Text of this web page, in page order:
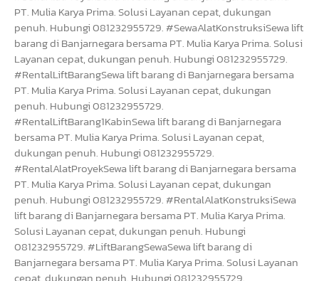
PT. Mulia Karya Prima. Solusi Layanan cepat, dukungan
penuh. Hubungi 081232955729. #SewaAlatKonstruksiSewa lift
barang di Banjarnegara bersama PT. Mulia Karya Prima. Solusi
Layanan cepat, dukungan penuh. Hubungi 081232955729.
#RentalLiftBarangSewa lift barang di Banjarnegara bersama
PT. Mulia Karya Prima. Solusi Layanan cepat, dukungan
penuh. Hubungi 081232955729.
#RentalLiftBarang1KabinSewa lift barang di Banjarnegara
bersama PT. Mulia Karya Prima. Solusi Layanan cepat,
dukungan penuh. Hubungi 081232955729.
#RentalAlatProyekSewa lift barang di Banjarnegara bersama
PT. Mulia Karya Prima. Solusi Layanan cepat, dukungan
penuh. Hubungi 081232955729. #RentalAlatKonstruksiSewa
lift barang di Banjarnegara bersama PT. Mulia Karya Prima.
Solusi Layanan cepat, dukungan penuh. Hubungi
081232955729. #LiftBarangSewaSewa lift barang di
Banjarnegara bersama PT. Mulia Karya Prima. Solusi Layanan